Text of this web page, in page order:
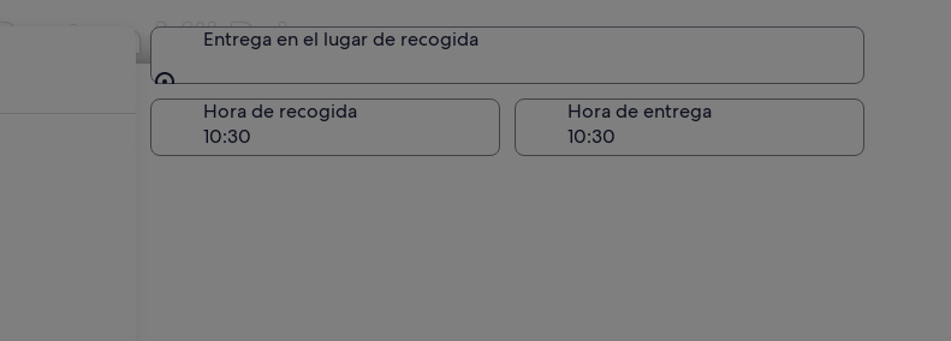
en Mil Palmeras
Entrega en el lugar de recogida
Entrega en el lugar de recogida
Hora de recogida Hora de entrega